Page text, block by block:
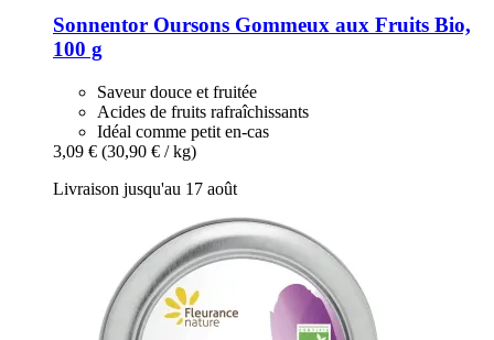
Sonnentor Oursons Gommeux aux Fruits Bio,
100 g
Saveur douce et fruitée
Acides de fruits rafraîchissants
Idéal comme petit en-cas
3,09 € (30,90 € / kg)
Livraison jusqu'au 17 août